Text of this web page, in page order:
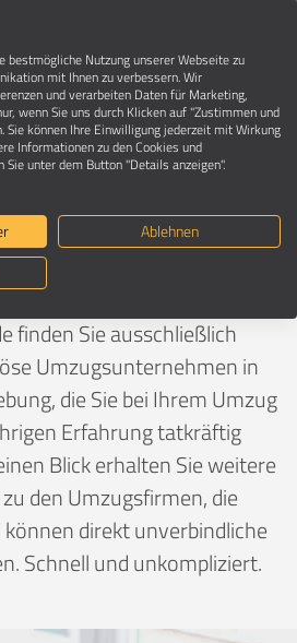
in 79874 Breitnau
Vertrauenssache
Württemberg>Breisgau-
Landkreis
finden Sie ausschließlich
Umzugsunternehmen in
die Sie bei Ihrem Umzug
Erfahrung tatkräftig
Blick erhalten Sie weitere
den Umzugsfirmen, die
direkt unverbindliche
Schnell und unkompliziert.
bestmögliche Nutzung unserer Webseite zu
mit Ihnen zu verbessern. Wir
und verarbeiten Daten für Marketing,
wenn Sie uns durch Klicken auf "Zustimmen und
Sie können Ihre Einwilligung jederzeit mit Wirkung
Informationen zu den Cookies und
unter dem Button "Details anzeigen".
Ablehnen